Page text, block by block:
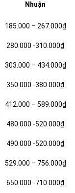
Nhuận
185.000 – 267.000₫
280.000 -310.000₫
303.000 – 434.000₫
350.000 -380.000₫
412.000 – 589.000₫
480.000 -520.000₫
490.000 -520.000₫
529.000 – 756.000₫
650.000 -710.000₫